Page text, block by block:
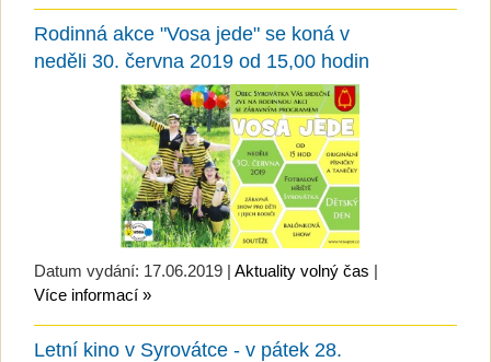
Rodinná akce "Vosa jede" se koná v
neděli 30. června 2019 od 15,00 hodin
Datum vydání: 17.06.2019 | Aktuality volný čas |
Více informací »
Letní kino v Syrovátce - v pátek 28.